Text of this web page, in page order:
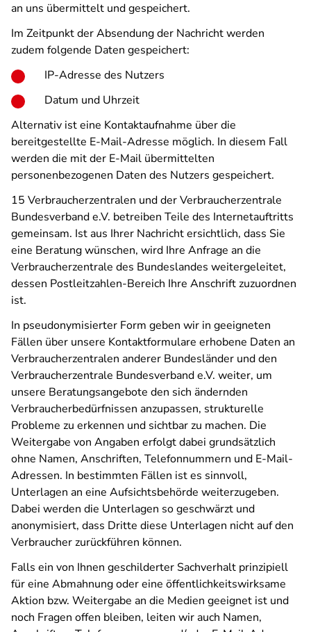
an uns übermittelt und gespeichert.
Im Zeitpunkt der Absendung der Nachricht werden
zudem folgende Daten gespeichert:
IP-Adresse des Nutzers
Datum und Uhrzeit
Alternativ ist eine Kontaktaufnahme über die
bereitgestellte E-Mail-Adresse möglich. In diesem Fall
werden die mit der E-Mail übermittelten
personenbezogenen Daten des Nutzers gespeichert.
15 Verbraucherzentralen und der Verbraucherzentrale
Bundesverband e.V. betreiben Teile des Internetauftritts
gemeinsam. Ist aus Ihrer Nachricht ersichtlich, dass Sie
eine Beratung wünschen, wird Ihre Anfrage an die
Verbraucherzentrale des Bundeslandes weitergeleitet,
dessen Postleitzahlen-Bereich Ihre Anschrift zuzuordnen
ist.
In pseudonymisierter Form geben wir in geeigneten
Fällen über unsere Kontaktformulare erhobene Daten an
Verbraucherzentralen anderer Bundesländer und den
Verbraucherzentrale Bundesverband e.V. weiter, um
unsere Beratungsangebote den sich ändernden
Verbraucherbedürfnissen anzupassen, strukturelle
Probleme zu erkennen und sichtbar zu machen. Die
Weitergabe von Angaben erfolgt dabei grundsätzlich
ohne Namen, Anschriften, Telefonnummern und E-Mail-
Adressen. In bestimmten Fällen ist es sinnvoll,
Unterlagen an eine Aufsichtsbehörde weiterzugeben.
Dabei werden die Unterlagen so geschwärzt und
anonymisiert, dass Dritte diese Unterlagen nicht auf den
Verbraucher zurückführen können.
Falls ein von Ihnen geschilderter Sachverhalt prinzipiell
für eine Abmahnung oder eine öffentlichkeitswirksame
Aktion bzw. Weitergabe an die Medien geeignet ist und
noch Fragen offen bleiben, leiten wir auch Namen,